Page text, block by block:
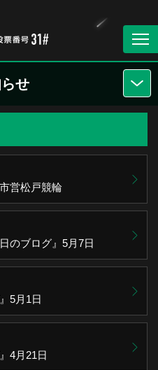
せ
営松戸競輪
のブログ』5月7日
5月1日
4月21日